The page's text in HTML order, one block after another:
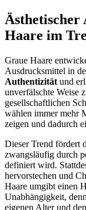
Ästhetischer
Haare im
Graue Haare
Ausdrucksmittel in
Authentizität und
unverfälschte Weise
gesellschaftlichen
wählen immer mehr
zeigen und dadurch
Dieser Trend fördert
zwangsläufig durch
definiert wird.
hervorstechen und
Haare umgibt einen
Unabhängigkeit,
eigenen Alter und